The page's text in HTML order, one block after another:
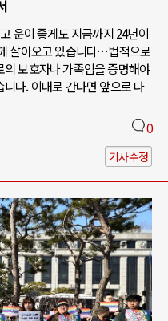
운이 좋게도 지금까지 24년이
살아오고 있습니다…법적으로
보호자나 가족임을 증명해야
다. 이대로 간다면 앞으로 다
0
기사수정